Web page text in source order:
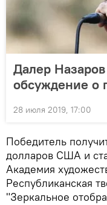
Далер
обсуждение о
28 июля 2019, 17:00
Победитель
долларов США и
Академия
Республиканская
"Зеркальное